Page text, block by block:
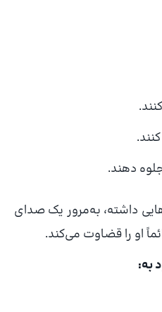
دهند.
داشته، به‌مرور یک صدای
او را قضاوت می‌کند.
به: